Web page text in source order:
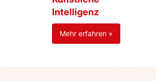
Intelligenz
Mehr erfahren »